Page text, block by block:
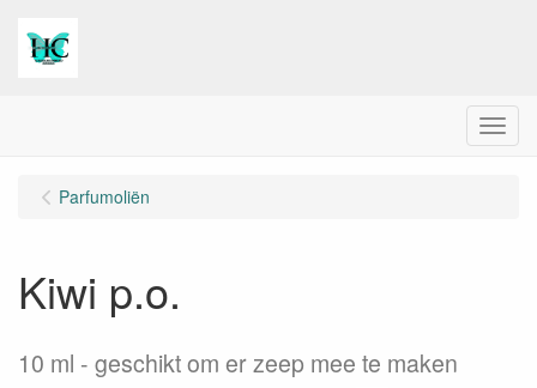
Menu
Parfumoliën
Kiwi p.o.
10 ml geschikt om er zeep mee te maken